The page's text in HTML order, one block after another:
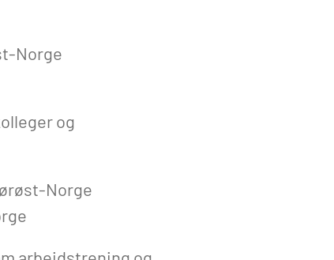
Norge
og
Norge